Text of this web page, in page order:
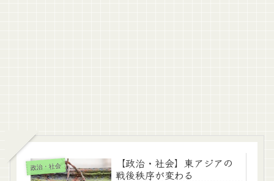
政治・社会
【政治・社会】東アジアの
戦後秩序が変わる